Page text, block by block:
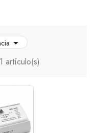

artículo(s)